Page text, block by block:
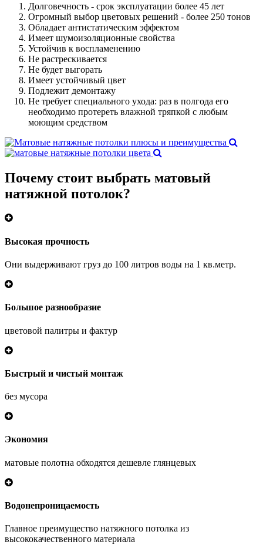
Долговечность - срок эксплуатации более 45 лет
Огромный выбор цветовых решений - более 250 тонов
Обладает антистатическим эффектом
Имеет шумоизоляционные свойства
Устойчив к воспламенению
Не растрескивается
Не будет выгорать
Имеет устойчивый цвет
Подлежит демонтажу
Не требует специального ухода: раз в полгода его
необходимо протереть влажной тряпкой с любым
моющим средством
Почему стоит выбрать матовый
натяжной потолок?
Высокая прочность
Они выдерживают груз до 100 литров воды на 1 кв.метр.
Большое разнообразие
цветовой палитры и фактур
Быстрый и чистый монтаж
без мусора
Экономия
матовые полотна обходятся дешевле глянцевых
Водонепроницаемость
Главное преимущество натяжного потолка из
высококачественного материала